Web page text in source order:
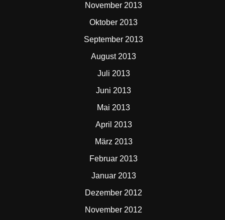
November 2013
Oktober 2013
September 2013
August 2013
Juli 2013
Juni 2013
Mai 2013
April 2013
März 2013
Februar 2013
Januar 2013
Dezember 2012
November 2012